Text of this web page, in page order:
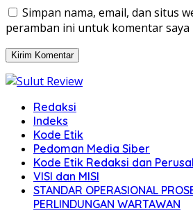
Simpan nama, email, dan situs
peramban ini untuk komentar saya
Redaksi
Indeks
Kode Etik
Pedoman Media Siber
Kode Etik Redaksi dan
VISI dan MISI
STANDAR OPERASIONAL
PERLINDUNGAN WARTAWAN